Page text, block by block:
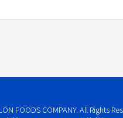
FOODS COMPANY. All Rights